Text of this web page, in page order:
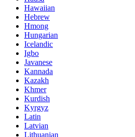
Hawaiian
Hebrew
Hmong
Hungarian
Icelandic
Igbo
Javanese
Kannada
Kazakh
Khmer
Kurdish
Kyrgyz
Latin
Latvian
Lithuanian